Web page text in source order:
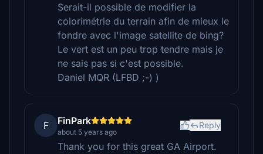
Serait-il possible de modifier la
colorimétrie du terrain afin de mieux le
fondre avec l'image satellite de bing?
Le vert est un peu trop tendre mais je
ne sais pas si c'est possible.
Daniel MQR (LFBD ;-) )
F FinPark
about 5 years ago
Reply
Thank you for this great GA Airport.